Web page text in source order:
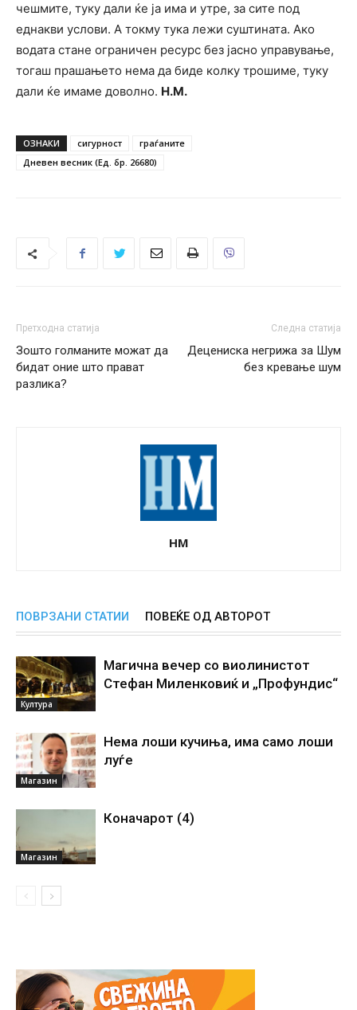
чешмите, туку дали ќе ја има и утре, за сите под
еднакви услови. А токму тука лежи суштината. Ако
водата стане ограничен ресурс без јасно управување,
тогаш прашањето нема да биде колку трошиме, туку
дали ќе имаме доволно. Н.М.
ОЗНАКИ сигурност
граѓаните
Дневен весник (Ед. бр. 26680)
Претходна статија
Зошто голманите можат да
бидат оние што прават
разлика?
Следна статија
Децениска негрижа за Шум
без кревање шум
НМ
ПОВРЗАНИ СТАТИИ ПОВЕЌЕ ОД АВТОРОТ
Култура
Магична вечер со виолинистот
Стефан Миленковиќ и „Профундис“
Магазин
Нема лоши кучиња, има само лоши
луѓе
Магазин
Коначарот (4)